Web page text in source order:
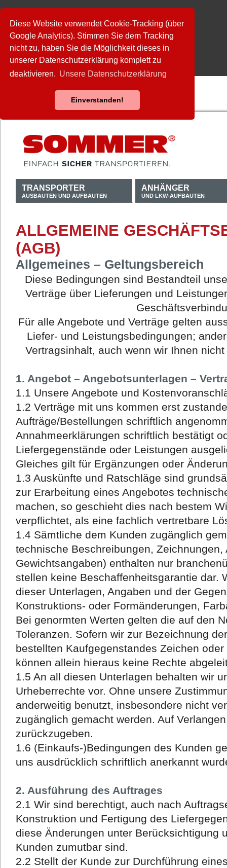
Diese Website verwendet Cookie-Tracking (über
Google Analytics). Stimmen Sie dem Tracking
nicht zu, haben Sie die Möglichkeit dieses in
unserer Datenschutzerklärung komplett zu
deaktivieren. Unsere Datenschutzerklärung
Einverstanden!
TRANSPORTER
AUSBAUTEN UND AUFBAUTEN
ANHÄNGER
UND LKW-AUFBAUTEN
ALLGEMEINE
(AGB)
Allgemeines – Geltungsbereich
Diese Bedingungen sind Bestandteil
Verträge über Lieferungen und
Für alle Angebote und Verträge gelten
Liefer- und Leistungsbedingungen;
Vertragsinhalt, auch wenn wir Ihnen
1. Angebot – Angebotsunterlagen –
1.1 Unsere Angebote und
1.2 Verträge mit uns kommen erst
Aufträge/Bestellungen schriftlich
Annahmeerklärungen schriftlich bestätigt
Liefergegenstände oder Leistungen
Gleiches gilt für Ergänzungen oder
1.3 Auskünfte und Ratschläge sind
zur Erarbeitung eines Angebotes
machen, so geschieht dies nach bestem
verpflichtet, als eine fachlich vertretbare
1.4 Sämtliche dem Kunden zugänglich
technische Beschreibungen,
Gewichtsangaben) enthalten nur
stellen keine Beschaffenheitsgarantie dar.
dieser Unterlagen, Angaben und der
Konstruktions- oder Formänderungen,
Bei genormten Werten gelten die auf den
Toleranzen. Sofern wir zur Bezeichnung
bestellten Kaufgegenstandes Zeichen
können allein hieraus keine Rechte
1.5 An all diesen Unterlagen behalten wir
Urheberrechte vor. Ohne unsere
anderweitig benutzt, insbesondere nicht
zugänglich gemacht werden. Auf
zurückzugeben.
1.6 (Einkaufs-)Bedingungen des Kunden
uns ausdrücklich schriftlich anerkannt
2. Ausführung des Auftrages
2.1 Wir sind berechtigt, auch nach
Konstruktion und Fertigung des
diese Änderungen unter Berücksichtigung
Kunden zumutbar sind.
2.2 Stellt der Kunde zur Durchführung